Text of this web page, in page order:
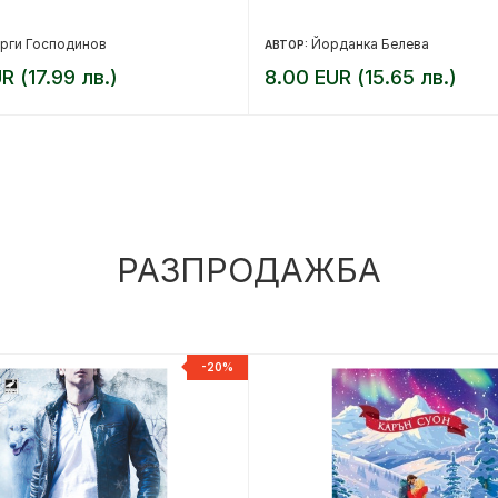
Господинов
(17.99 лв.)
АВТОР: Йорданка Белева
8.00 EUR (15.65 лв.)
РАЗПРОДАЖБА
-20%